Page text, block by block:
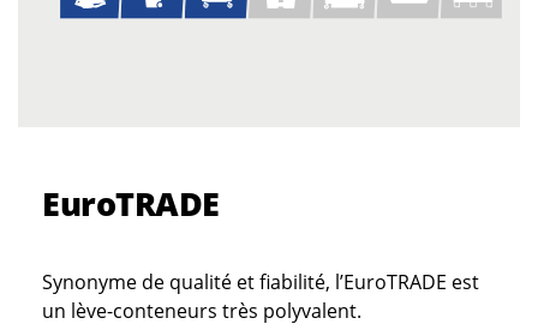
EuroTRADE
Synonyme de qualité et fiabilité, l’EuroTRADE est
un lève-conteneurs très polyvalent.